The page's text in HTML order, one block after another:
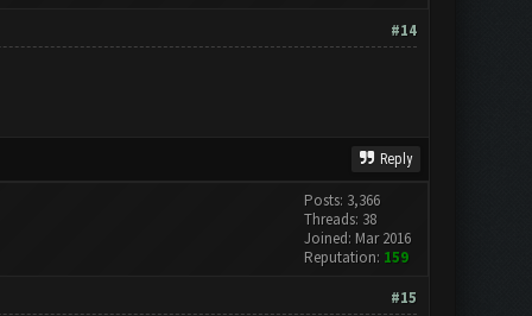
#14
Reply
Posts: 3,366
Threads: 38
Joined: Mar 2016
Reputation: 159
#15